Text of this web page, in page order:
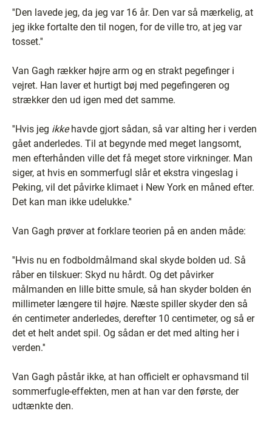
''Den lavede jeg, da jeg var 16 år. Den var så mærkelig, at
jeg ikke fortalte den til nogen, for de ville tro, at jeg var
tosset.''
Van Gagh rækker højre arm og en strakt pegefinger i
vejret. Han laver et hurtigt bøj med pegefingeren og
strækker den ud igen med det samme.
''Hvis jeg ikkehavde gjort sådan, så var alting her i verden
gået anderledes. Til at begynde med meget langsomt,
men efterhånden ville det få meget store virkninger. Man
siger, at hvis en sommerfugl slår et ekstra vingeslag i
Peking, vil det påvirke klimaet i New York en måned efter.
Det kan man ikke udelukke.''
Van Gagh prøver at forklare teorien på en anden måde:
''Hvis nu en fodboldmålmand skal skyde bolden ud. Så
råber en tilskuer: Skyd nu hårdt. Og det påvirker
målmanden en lille bitte smule, så han skyder bolden én
millimeter længere til højre. Næste spiller skyder den så
én centimeter anderledes, derefter 10 centimeter, og så er
det et helt andet spil. Og sådan er det med alting her i
verden.''
Van Gagh påstår ikke, at han officielt er ophavsmand til
sommerfugle-effekten, men at han var den første, der
udtænkte den.